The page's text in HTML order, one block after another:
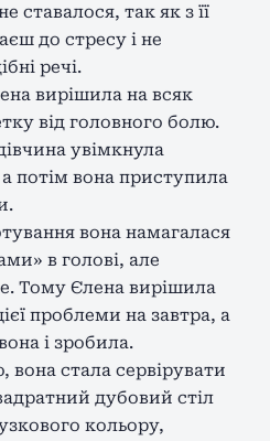
ставалося, так як з її
до стресу і не
речі.
вирішила на всяк
від головного болю.
увімкнула
потім вона приступила
вона намагалася
в голові, але
Тому Єлена вирішила
проблеми на завтра, а
і зробила.
стала сервірувати
дубовий стіл
кольору,